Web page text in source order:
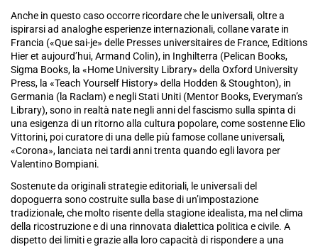
Anche in questo caso occorre ricordare che le universali, oltre a
ispirarsi ad analoghe esperienze internazionali, collane varate in
Francia («Que sai-je» delle Presses universitaires de France, Editions
Hier et aujourd’hui, Armand Colin), in Inghilterra (Pelican Books,
Sigma Books, la «Home University Library» della Oxford University
Press, la «Teach Yourself History» della Hodden & Stoughton), in
Germania (la Raclam) e negli Stati Uniti (Mentor Books, Everyman’s
Library), sono in realtà nate negli anni del fascismo sulla spinta di
una esigenza di un ritorno alla cultura popolare, come sostenne Elio
Vittorini, poi curatore di una delle più famose collane universali,
«Corona», lanciata nei tardi anni trenta quando egli lavora per
Valentino Bompiani.
Sostenute da originali strategie editoriali, le universali del
dopoguerra sono costruite sulla base di un’impostazione
tradizionale, che molto risente della stagione idealista, ma nel clima
della ricostruzione e di una rinnovata dialettica politica e civile. A
dispetto dei limiti e grazie alla loro capacità di rispondere a una